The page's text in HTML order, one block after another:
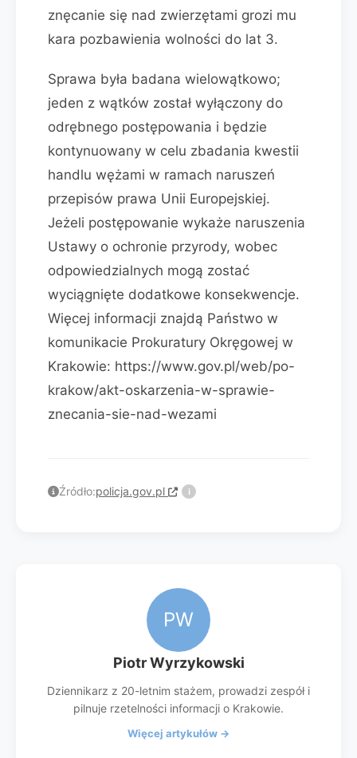
znęcanie się nad zwierzętami grozi mu
kara pozbawienia wolności do lat 3.
Sprawa była badana wielowątkowo;
jeden z wątków został wyłączony do
odrębnego postępowania i będzie
kontynuowany w celu zbadania kwestii
handlu wężami w ramach naruszeń
przepisów prawa Unii Europejskiej.
Jeżeli postępowanie wykaże naruszenia
Ustawy o ochronie przyrody, wobec
odpowiedzialnych mogą zostać
wyciągnięte dodatkowe konsekwencje.
Więcej informacji znajdą Państwo w
komunikacie Prokuratury Okręgowej w
Krakowie: https://www.gov.pl/web/po-
krakow/akt-oskarzenia-w-sprawie-
znecania-sie-nad-wezami
Źródło:policja.gov.pl i
PW
Piotr Wyrzykowski
Dziennikarz z 20-letnim stażem, prowadzi zespół i
pilnuje rzetelności informacji o Krakowie.
Więcej artykułów →